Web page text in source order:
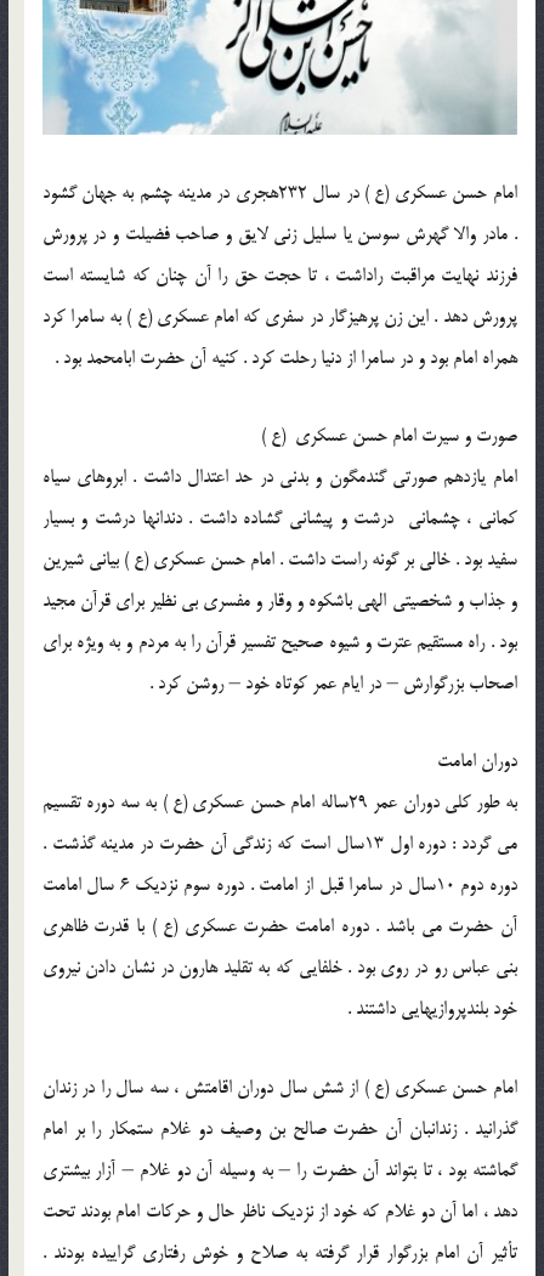
امام حسن عسکری (ع ) در سال 232هجری در مدينه چشم به جهان گشود
. مادر والا گهرش سوسن يا سليل زنی لايق و صاحب فضيلت و در پرورش
فرزند نهايت مراقبت راداشت ، تا حجت حق را آن چنان که شايسته است
پرورش دهد . اين زن پرهيزگار در سفری که امام عسکری (ع ) به سامرا کرد
همراه امام بود و در سامرا از دنيا رحلت کرد . کنيه آن حضرت ابامحمد بود .
صورت و سيرت امام حسن عسکری (ع )
امام يازدهم صورتی گندمگون و بدنی در حد اعتدال داشت . ابروهای سياه
کمانی ، چشمانی درشت و پيشانی گشاده داشت . دندانها درشت و بسيار
سفيد بود . خالی بر گونه راست داشت . امام حسن عسکری (ع ) بيانی شيرين
و جذاب و شخصيتی الهی باشکوه و وقار و مفسری بي نظير برای قرآن مجيد
بود . راه مستقيم عترت و شيوه صحيح تفسير قرآن را به مردم و به ويژه برای
اصحاب بزرگوارش – در ايام عمر کوتاه خود – روشن کرد .
دوران امامت
به طور کلی دوران عمر 29ساله امام حسن عسکری (ع ) به سه دوره تقسيم
مي گردد : دوره اول 13سال است که زندگی آن حضرت در مدينه گذشت .
دوره دوم 10سال در سامرا قبل از امامت . دوره سوم نزديک 6 سال امامت
آن حضرت مي باشد . دوره امامت حضرت عسکری (ع ) با قدرت ظاهری
بنی عباس رو در روی بود . خلفايی که به تقليد هارون در نشان دادن نيروی
خود بلندپروازيهايی داشتند .
امام حسن عسکری (ع ) از شش سال دوران اقامتش ، سه سال را در زندان
گذرانيد . زندانبان آن حضرت صالح بن وصيف دو غلام ستمکار را بر امام
گماشته بود ، تا بتواند آن حضرت را – به وسيله آن دو غلام – آزار بيشتری
دهد ، اما آن دو غلام که خود از نزديک ناظر حال و حرکات امام بودند تحت
تأثير آن امام بزرگوار قرار گرفته به صلاح و خوش رفتاری گراييده بودند .